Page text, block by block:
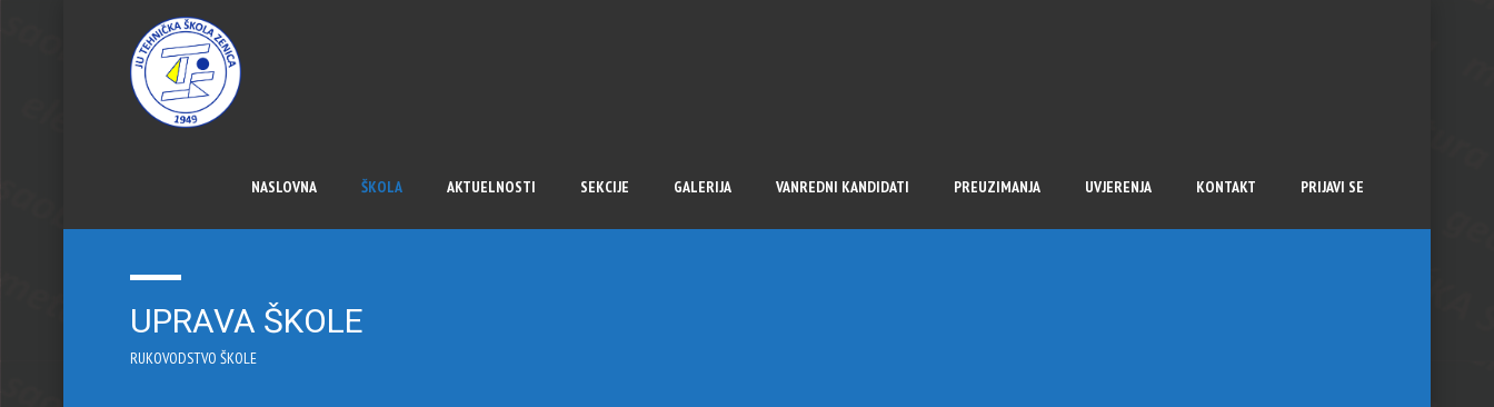
NASLOVNA ŠKOLA AKTUELNOSTI SEKCIJE GALERIJA VANREDNI KANDIDATI PREUZIMANJA UVJERENJA KONTAKT PRIJAVI SE
UPRAVA ŠKOLE
RUKOVODSTVO ŠKOLE